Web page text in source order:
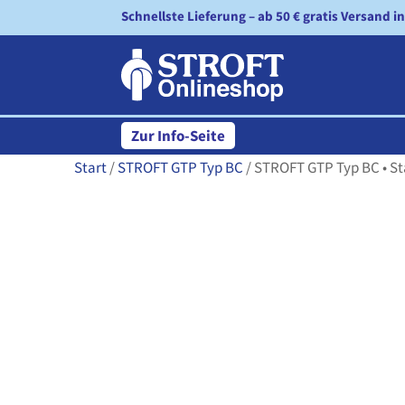
Schnellste Lieferung – ab 50 € gratis Versand
Zur Info-Seite
Start/STROFT GTP Typ BC / STROFT GTP Typ BC •